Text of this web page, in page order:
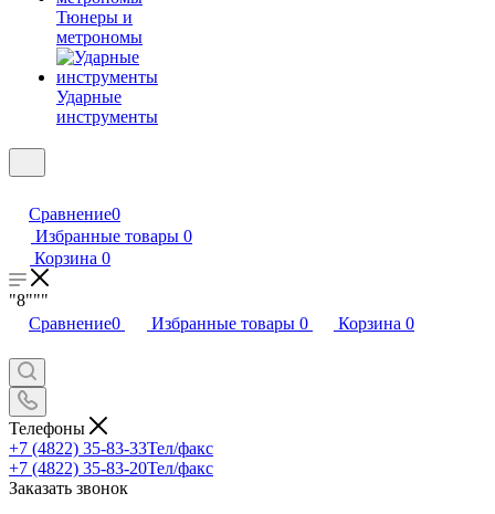
Тюнеры и
метрономы
Ударные
инструменты
Сравнение0
Избранные товары 0
Корзина 0
"8"""
Сравнение0 Избранные товары 0 Корзина 0
Телефоны
+7 (4822) 35-83-33Тел/факс
+7 (4822) 35-83-20Тел/факс
Заказать звонок